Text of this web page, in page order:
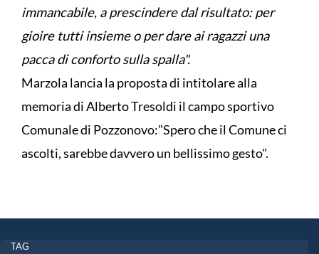
immancabile, a prescindere dal risultato: per
gioire tutti insieme o per dare ai ragazzi una
pacca di conforto sulla spalla".
Marzola lancia la proposta di intitolare alla
memoria di Alberto Tresoldi il campo sportivo
Comunale di Pozzonovo:"Spero che il Comune ci
ascolti, sarebbe davvero un bellissimo gesto".
TAG